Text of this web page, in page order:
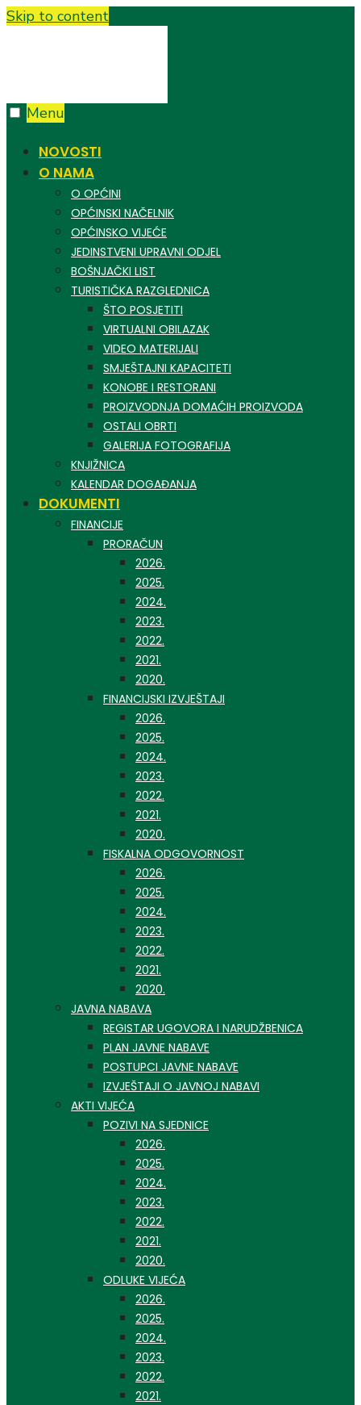
Skip to content
Menu
NOVOSTI
O NAMA
O OPĆINI
OPĆINSKI NAČELNIK
OPĆINSKO VIJEĆE
JEDINSTVENI UPRAVNI ODJEL
BOŠNJAČKI LIST
TURISTIČKA RAZGLEDNICA
ŠTO POSJETITI
VIRTUALNI OBILAZAK
VIDEO MATERIJALI
SMJEŠTAJNI KAPACITETI
KONOBE I RESTORANI
PROIZVODNJA DOMAĆIH PROIZVODA
OSTALI OBRTI
GALERIJA FOTOGRAFIJA
KNJIŽNICA
KALENDAR DOGAĐANJA
DOKUMENTI
FINANCIJE
PRORAČUN
2026.
2025.
2024.
2023.
2022.
2021.
2020.
FINANCIJSKI IZVJEŠTAJI
2026.
2025.
2024.
2023.
2022.
2021.
2020.
FISKALNA ODGOVORNOST
2026.
2025.
2024.
2023.
2022.
2021.
2020.
JAVNA NABAVA
REGISTAR UGOVORA I NARUDŽBENICA
PLAN JAVNE NABAVE
POSTUPCI JAVNE NABAVE
IZVJEŠTAJI O JAVNOJ NABAVI
AKTI VIJEĆA
POZIVI NA SJEDNICE
2026.
2025.
2024.
2023.
2022.
2021.
2020.
ODLUKE VIJEĆA
2026.
2025.
2024.
2023.
2022.
2021.